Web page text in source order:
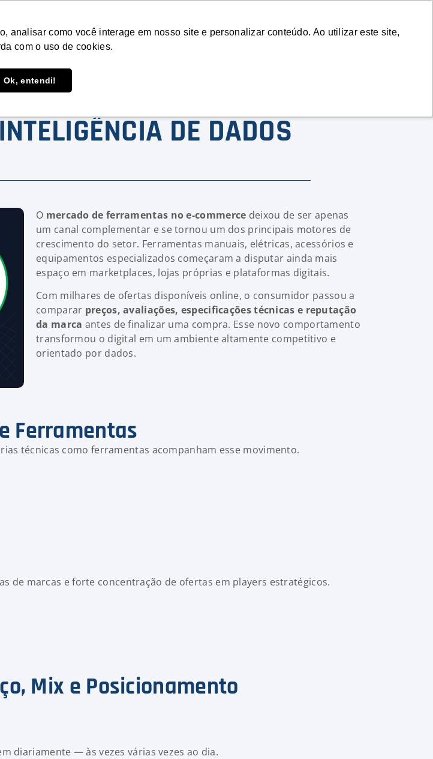
analisar como você interage em nosso site e personalizar conteúdo. Ao utilizar este site,
com o uso de cookies.
Ok, entendi!
Agende uma demonstração Login
E-COMMERCE:
DE DADOS
O mercado de ferramentas no e-commerce deixou de ser apenas
um canal complementar e se tornou um dos principais motores de
crescimento do setor. Ferramentas manuais, elétricas, acessórios e
equipamentos especializados começaram a disputar ainda mais
espaço em marketplaces, lojas próprias e plataformas digitais.
Com milhares de ofertas disponíveis online, o consumidor passou a
comparar preços, avaliações, especificações técnicas e reputação
da marca antes de finalizar uma compra. Esse novo comportamento
transformou o digital em um ambiente altamente competitivo e
orientado por dados.
Ferramentas
técnicas como ferramentas acompanham esse movimento.
de marcas e forte concentração de ofertas em players estratégicos.
Mix e Posicionamento
diariamente — às vezes várias vezes ao dia.